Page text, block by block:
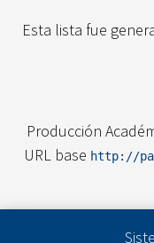
Esta lista fue
Producción
URL base http://